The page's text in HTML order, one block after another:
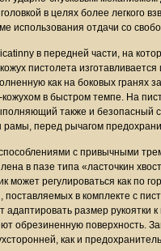
в целях более легкого
использования отдачи со
в передней части, на
пистолета изготавливается
как на боковых гранях
в быстром темпе. На
также и безопасный
рамы, перед рычагом
с привычными
в пазе типа «ласточкин
регулироваться как по
в комплекте с
размер рукоятки к
обрезиненную поверхность.
как и